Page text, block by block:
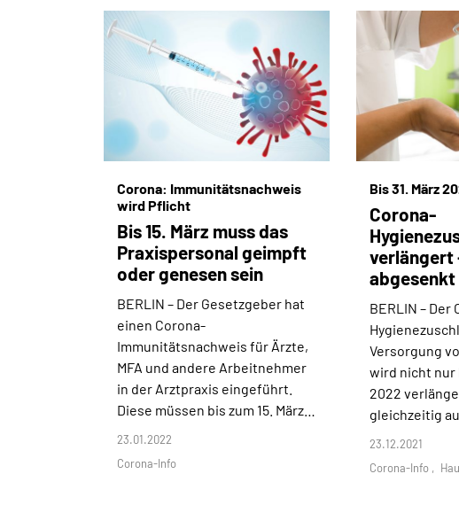
Corona: Immunitätsnachweis
wird Pflicht
Bis 15. März muss das
Praxispersonal geimpft
oder genesen sein
BERLIN – Der Gesetzgeber hat
einen Corona-
Immunitätsnachweis für Ärzte,
MFA und andere Arbeitnehmer
in der Arztpraxis eingeführt.
Diese müssen bis zum 15. März…
23.01.2022
Corona-Info
Bis 31. März
Corona-
verlängert
abgesenkt
BERLIN – Der
Versorgung
wird nicht nur
2022
gleichzeitig
23.12.2021
Corona-Info